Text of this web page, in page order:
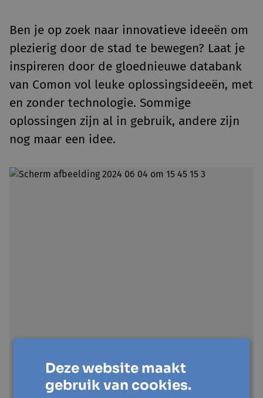
Ben je op zoek naar innovatieve ideeën om
plezierig door de stad te bewegen? Laat je
inspireren door de gloednieuwe databank
van Comon vol leuke oplossingsideeën, met
en zonder technologie. Sommige
oplossingen zijn al in gebruik, andere zijn
nog maar een idee.
Deze website maakt
gebruik van cookies.